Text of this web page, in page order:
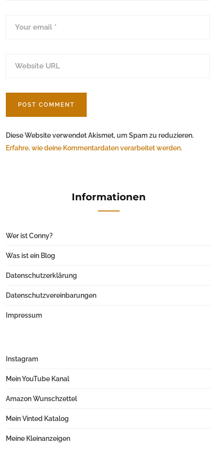
Diese Website verwendet Akismet, um Spam zu reduzieren.
Erfahre, wie deine Kommentardaten verarbeitet werden.
Informationen
Wer ist Conny?
Was ist ein Blog
Datenschutzerklärung
Datenschutzvereinbarungen
Impressum
Instagram
Mein YouTube Kanal
Amazon Wunschzettel
Mein Vinted Katalog
Meine Kleinanzeigen